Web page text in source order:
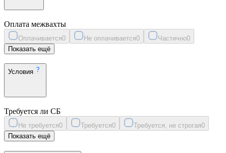
Оплата межвахты
Оплачивается0 Не оплачивается0 Частично0
Показать ещё
Условия
Требуется ли СБ
Не требуется0 Требуется0 Требуется, не строгая0
Показать ещё